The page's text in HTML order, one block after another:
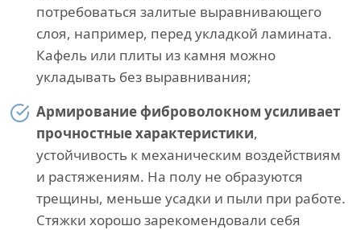
потребоваться залитые выравнивающего
слоя, например, перед укладкой ламината.
Кафель или плиты из камня можно
укладывать без выравнивания;
Армирование фиброволокном усиливает
прочностные характеристики,
устойчивость к механическим воздействиям
и растяжениям. На полу не образуются
трещины, меньше усадки и пыли при работе.
Стяжки хорошо зарекомендовали себя